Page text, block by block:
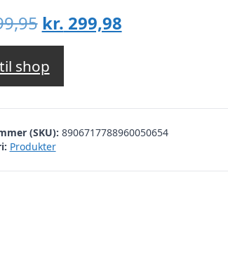
Den
oprindelige
pris
var:
kr. 599,95.
kr. 299,98Den
kr. 299,98.
shop
(SKU): 8906717788960050654
Produkter